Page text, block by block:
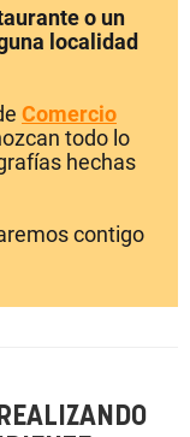
o un
localidad
Comercio
todo lo
hechas
contigo